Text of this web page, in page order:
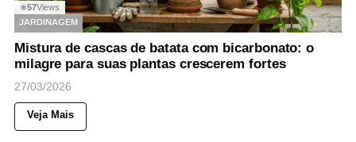
◉57Views
JARDINAGEM
Mistura de cascas de batata com bicarbonato: o
milagre para suas plantas crescerem fortes
27/03/2026
Veja Mais